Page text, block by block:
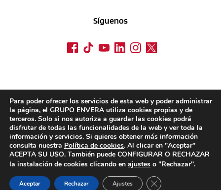
Síguenos
Para poder ofrecer los servicios de esta web y poder administrar
la página, el GRUPO ENVERA utiliza cookies propias y de
terceros. Solo si nos autoriza a guardar las cookies podrá
disfrutar de todas las funcionalidades de la web y ver toda la
información y servicios. Si quieres obtener más información
consulta nuestra Política de cookies. Al clicar en "Aceptar"
ACEPTA SU USO. También puede CONFIGURAR O RECHAZAR
la instalación de cookies clicando en ajustes o "Rechazar".
Aceptar Rechazar Ajustes CERRAR EL